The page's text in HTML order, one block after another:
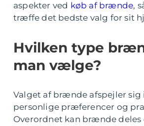
aspekter ved køb af brænde,
træffe det bedste valg for sit
Hvilken type
man vælge?
Valget af brænde afspejler sig
personlige præferencer og
Overordnet kan brænde deles